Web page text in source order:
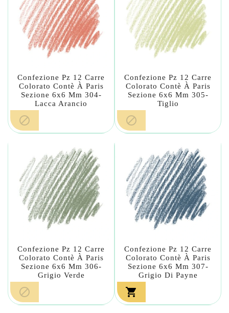
Confezione Pz 12 Carre
Colorato Contè À Paris
Sezione 6x6 Mm 304-
Lacca Arancio

Confezione Pz 12 Carre
Colorato Contè À Paris
Sezione 6x6 Mm 305-
Tiglio

Confezione Pz 12 Carre
Colorato Contè À Paris
Sezione 6x6 Mm 306-
Grigio Verde

Confezione Pz 12 Carre
Colorato Contè À Paris
Sezione 6x6 Mm 307-
Grigio Di Payne
